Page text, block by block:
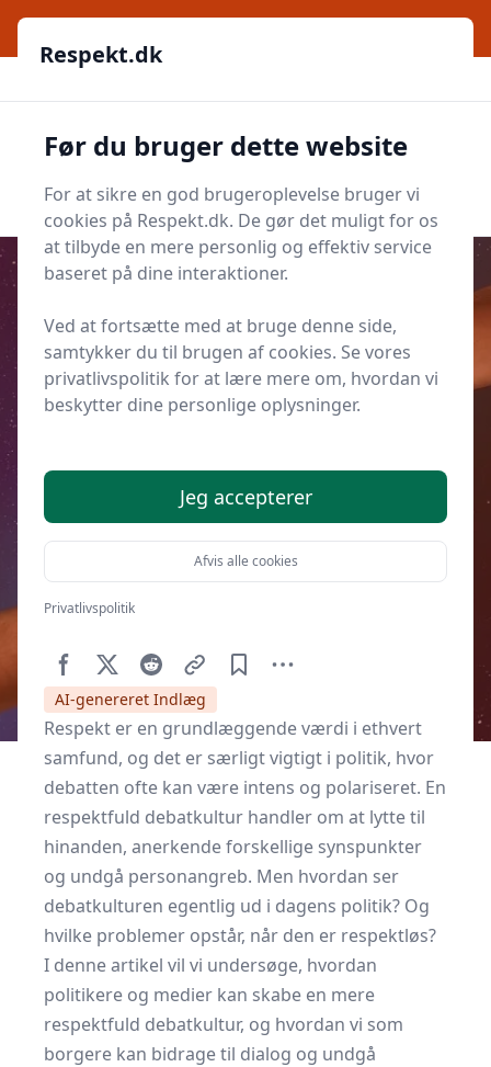
Respekt.dk
Søg nu
Udgivet iAlle artikler og Guides på respekt.dk
Respekt i politik: Hvordan vi kan
skabe en mere respektfuld
Respekt.dk
AI-genereret Indlæg
Respekt er en grundlæggende værdi i ethvert
samfund, og det er særligt vigtigt i politik, hvor
debatten ofte kan være intens og polariseret. En
respektfuld debatkultur handler om at lytte til
hinanden, anerkende forskellige synspunkter
og undgå personangreb. Men hvordan ser
debatkulturen egentlig ud i dagens politik? Og
hvilke problemer opstår, når den er respektløs?
I denne artikel vil vi undersøge, hvordan
politikere og medier kan skabe en mere
respektfuld debatkultur, og hvordan vi som
borgere kan bidrage til dialog og undgå
Respekt.dk
Før du bruger dette website
For at sikre en god brugeroplevelse bruger vi
cookies på Respekt.dk. De gør det muligt for os
at tilbyde en mere personlig og effektiv service
baseret på dine interaktioner.
Ved at fortsætte med at bruge denne side,
samtykker du til brugen af cookies. Se vores
privatlivspolitik for at lære mere om, hvordan vi
beskytter dine personlige oplysninger.
Jeg accepterer
Afvis alle cookies
Privatlivspolitik